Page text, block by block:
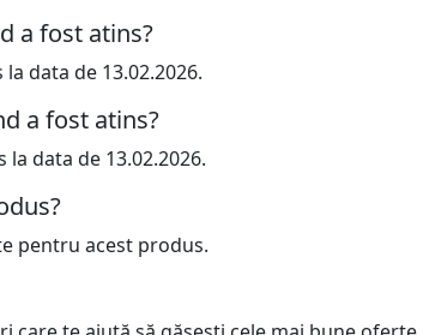
a fost atins?
data de 13.02.2026.
a fost atins?
data de 13.02.2026.
pentru acest produs.